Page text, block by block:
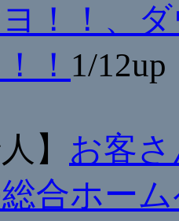
！！、
！ 1/12up
】 お客
合ホー